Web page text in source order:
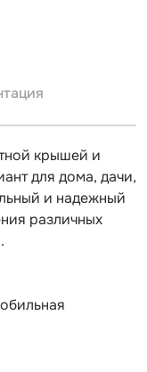
крышей и
для дома, дачи,
и надежный
различных